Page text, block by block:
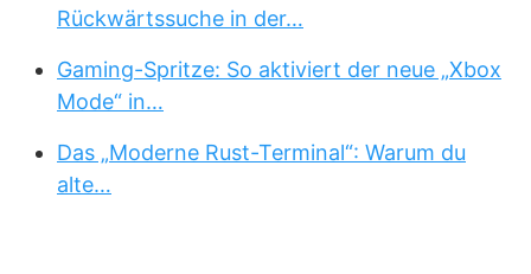
Rückwärtssuche in der…
Gaming-Spritze: So aktiviert der neue „Xbox
Mode“ in…
Das „Moderne Rust-Terminal“: Warum du
alte…